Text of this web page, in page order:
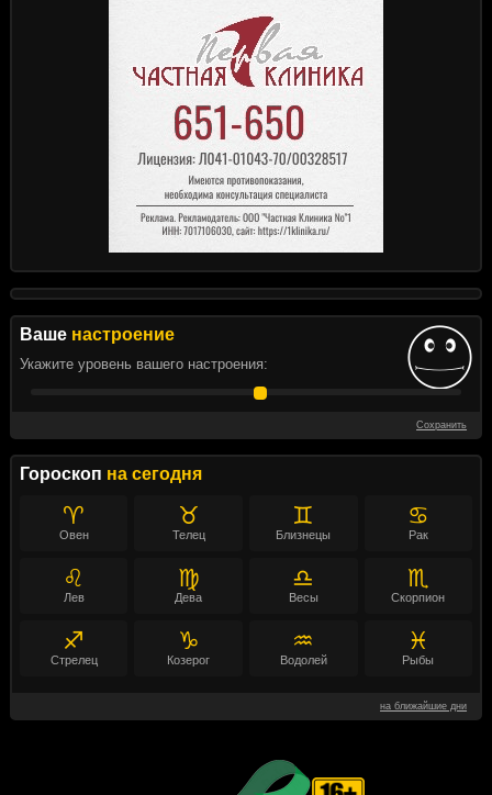
Ваше настроение
Укажите уровень вашего настроения:
Сохранить
Гороскоп на сегодня
♈
Овен
♉
Телец
♊
Близнецы
♋
Рак
♌
Лев
♍
Дева
♎
Весы
♏
Скорпион
♐
Стрелец
♑
Козерог
♒
Водолей
♓
Рыбы
на ближайшие дни